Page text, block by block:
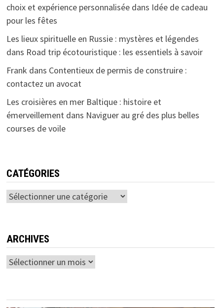
choix et expérience personnaliséedans Idée de cadeau
pour les fêtes
Les lieux spirituelle en Russie : mystères et légendes
dans Road trip écotouristique : les essentiels à savoir
Frank dans Contentieux de permis de construire :
contactez un avocat
Les croisières en mer Baltique : histoire et
émerveillementdans Naviguer au gré des plus belles
courses de voile
CATÉGORIES
Catégories
ARCHIVES
Archives